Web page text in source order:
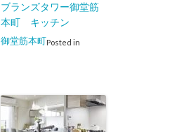
ブランズタワー御堂筋
本町 キッチン
Posted in
御堂筋本町